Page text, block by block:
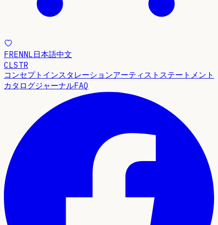
FRENNL日本語中文
CLSTR
コンセプト インスタレーションアーティストステートメント
カタログジャーナルFAQ